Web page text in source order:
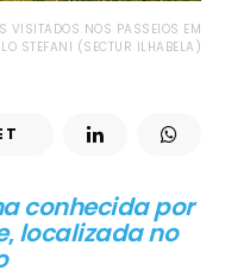
VISITADOS NOS PASSEIOS EM
STEFANI (SECTUR ILHABELA)
conhecida por
,localizada no